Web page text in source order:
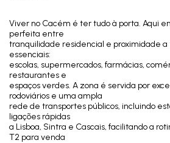
Viver no Cacém é ter tudo à porta. Aqui
perfeita entre
tranquilidade residencial e proximidade a
essenciais:
escolas, supermercados, farmácias,
restaurantes e
espaços verdes. A zona é servida por
rodoviários e uma ampla
rede de transportes públicos, incluindo
ligações rápidas
a Lisboa, Sintra e Cascais, facilitando a
T2 para venda